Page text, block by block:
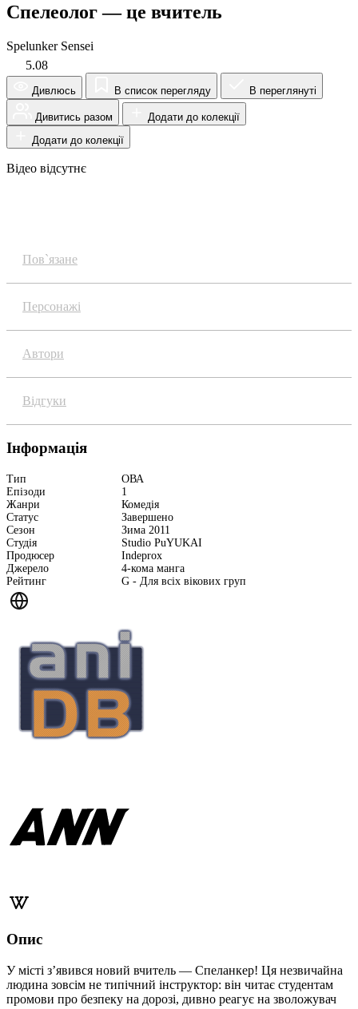
Спелеолог — це вчитель
Spelunker Sensei
5.08
Дивлюсь В список перегляду В переглянуті
Дивитись разом
Додати до колекції
Додати до колекції
Відео відсутнє
Пов`язане
Персонажі
Автори
Відгуки
Інформація
Тип
ОВА
Епізоди
1
Жанри
Комедія
Статус
Завершено
Сезон
Зима 2011
Студія
Studio PuYUKAI
Продюсер
Indeprox
Джерело
4-кома манга
Рейтинг
G - Для всіх вікових груп
Опис
У місті з’явився новий вчитель — Спеланкер! Ця незвичайна
людина зовсім не типічний інструктор: він читає студентам
промови про безпеку на дорозі, дивно реагує на зволожувач